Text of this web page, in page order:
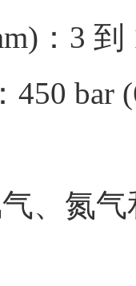
：3 到
450 bar
、氮气